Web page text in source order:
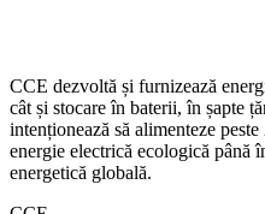
CCE dezvoltă și furnizează
cât și stocare în baterii, în șapte
intenționează să alimenteze
energie electrică ecologică până
energetică globală.